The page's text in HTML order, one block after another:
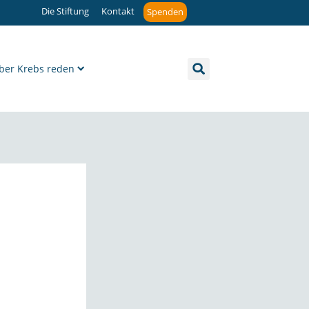
Die Stiftung Kontakt Spenden
Krebs reden